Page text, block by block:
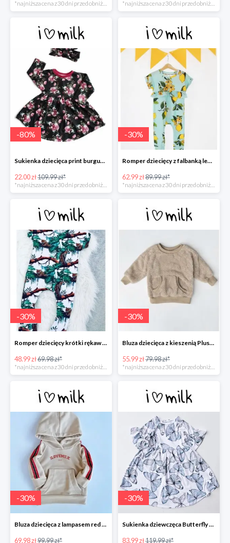
-80%
Sukienka dziecięca print burgundy flower -80%
22.00 zł109.99 zł*
*najniższa cena z 30 dni przed obniżką
-30%
Romper dziecięcy z falbanką lemonade print -30%
62.99 zł89.99 zł*
*najniższa cena z 30 dni przed obniżką
-30%
Romper dziecięcy krótki rękaw "leopard" -30%
48.99 zł69.98 zł*
-30%
Bluza dziecięca z kieszenią Plush Beżowa -30%
55.99 zł79.98 zł*
-30%
Bluza dziecięca z lampasem red Beżowa -30%
69.98 zł99.99 zł*
-30%
Sukienka dziewczęca Butterfly print Błękitna -30%
83.99 zł119.99 zł*